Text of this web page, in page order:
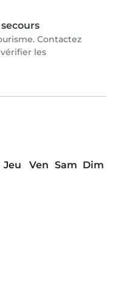
Contactez
les
Jeu Ven Sam Dim